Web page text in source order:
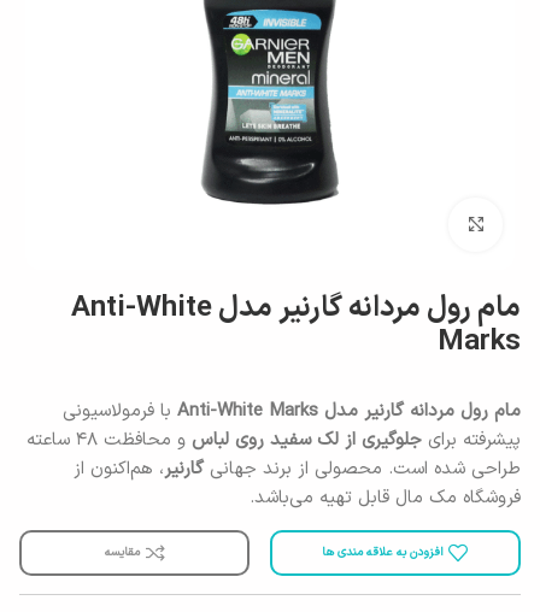
مام رول مردانه گارنیر مدل Anti-White
Marks
مام رول مردانه گارنیر مدل Anti-White Marks
با فرمولاسیونی
پیشرفته برای جلوگیری از لک سفید روی لباس
و محافظت ۴۸ ساعته
طراحی شده است. محصولی از برند جهانیگارنیر، هم‌اکنون از
فروشگاه مک مال قابل تهیه می‌باشد.
افزودن به علاقه مندی ها مقایسه